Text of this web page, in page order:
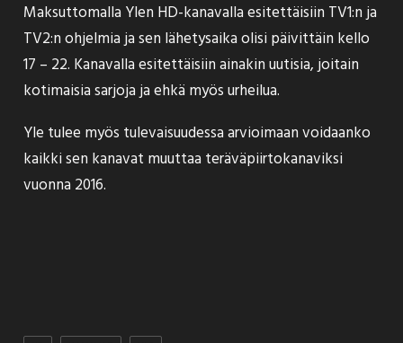
Maksuttomalla Ylen HD-kanavalla esitettäisiin TV1:n ja
TV2:n ohjelmia ja sen lähetysaika olisi päivittäin kello
17 – 22. Kanavalla esitettäisiin ainakin uutisia, joitain
kotimaisia sarjoja ja ehkä myös urheilua.
Yle tulee myös tulevaisuudessa arvioimaan voidaanko
kaikki sen kanavat muuttaa teräväpiirtokanaviksi
vuonna 2016.